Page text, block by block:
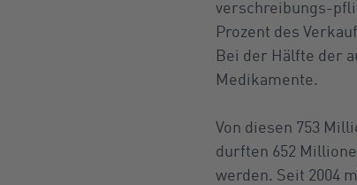
verschreibungs-
Prozent des
Bei der Hälfte der
Medikamente.
Von diesen 753
durften 652
werden. Seit 2004